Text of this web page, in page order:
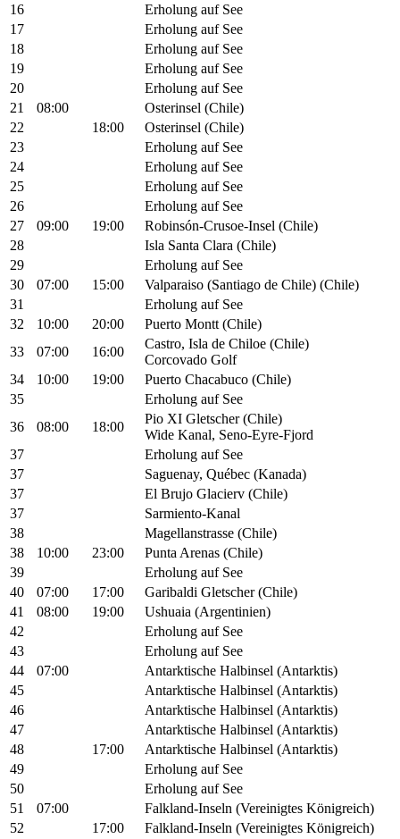
16
Erholung auf See
17
Erholung auf See
18
Erholung auf See
19
Erholung auf See
20
Erholung auf See
21
08:00
Osterinsel (Chile)
22
18:00
Osterinsel (Chile)
23
Erholung auf See
24
Erholung auf See
25
Erholung auf See
26
Erholung auf See
27
09:00 19:00
Robinsón-Crusoe-Insel (Chile)
28
Isla Santa Clara (Chile)
29
Erholung auf See
30
07:00 15:00
Valparaiso (Santiago de Chile) (Chile)
31
Erholung auf See
32
10:00 20:00
Puerto Montt (Chile)
33
07:00 16:00
Castro, Isla de Chiloe (Chile)
Corcovado Golf
34
10:00 19:00
Puerto Chacabuco (Chile)
35
Erholung auf See
36
08:00 18:00
Pio XI Gletscher (Chile)
Wide Kanal, Seno-Eyre-Fjord
37
Erholung auf See
37
Saguenay, Québec (Kanada)
37
El Brujo Glacierv (Chile)
37
Sarmiento-Kanal
38
Magellanstrasse (Chile)
38
10:00 23:00
Punta Arenas (Chile)
39
Erholung auf See
40
07:00 17:00
Garibaldi Gletscher (Chile)
41
08:00 19:00
Ushuaia (Argentinien)
42
Erholung auf See
43
Erholung auf See
44
07:00
Antarktische Halbinsel (Antarktis)
45
Antarktische Halbinsel (Antarktis)
46
Antarktische Halbinsel (Antarktis)
47
Antarktische Halbinsel (Antarktis)
48
17:00
Antarktische Halbinsel (Antarktis)
49
Erholung auf See
50
Erholung auf See
51
07:00
Falkland-Inseln (Vereinigtes Königreich)
52
17:00
Falkland-Inseln (Vereinigtes Königreich)